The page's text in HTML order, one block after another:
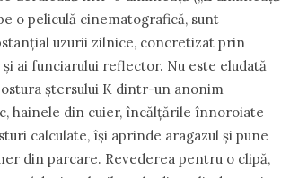
o peliculă cinematografică, sunt
uzurii zilnice, concretizat prin
ai funciarului reflector. Nu este eludată
ștersului K dintr-un anonim
hainele din cuier, încălțările înnoroiate
calculate, își aprinde aragazul și pune
din parcare. Revederea pentru o clipă,